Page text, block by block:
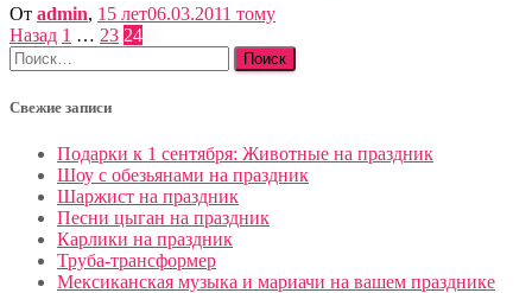
От admin, 15 лет06.03.2011 тому
Пагинация
записей
Назад 1 … 23 24
Найти:
Свежие записи
Подарки к 1 сентября: Животные на праздник
Шоу с обезьянами на праздник
Шаржист на праздник
Песни цыган на праздник
Карлики на праздник
Труба-трансформер
Мексиканская музыка и мариачи на вашем празднике